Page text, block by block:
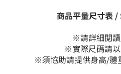
商品平量尺寸表 /
※請詳細閱
※實際尺碼請
※須協助請提供身高/